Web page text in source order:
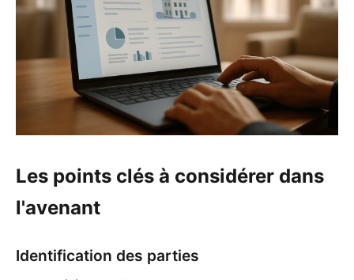
Les points clés à considérer dans
l'avenant
Identification des parties